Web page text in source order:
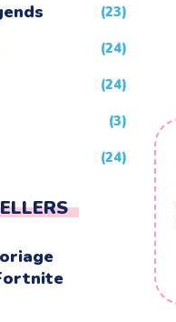
(23)
(24)
(24)
(3)
(24)